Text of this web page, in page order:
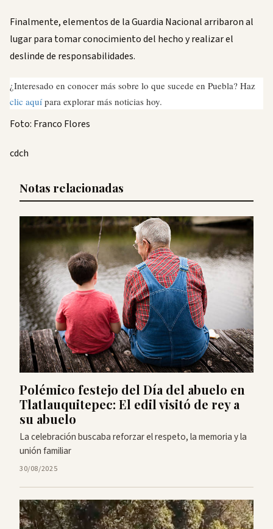
Finalmente, elementos de la Guardia Nacional arribaron al
lugar para tomar conocimiento del hecho y realizar el
deslinde de responsabilidades.
¿Interesado en conocer más sobre lo que sucede en Puebla? Haz
clic aquípara explorar más noticias hoy.
Foto: Franco Flores
cdch
Notas relacionadas
Polémico festejo del Día del abuelo en
Tlatlauquitepec: El edil visitó de rey a
su abuelo
La celebración buscaba reforzar el respeto, la memoria y la
unión familiar
30/08/2025